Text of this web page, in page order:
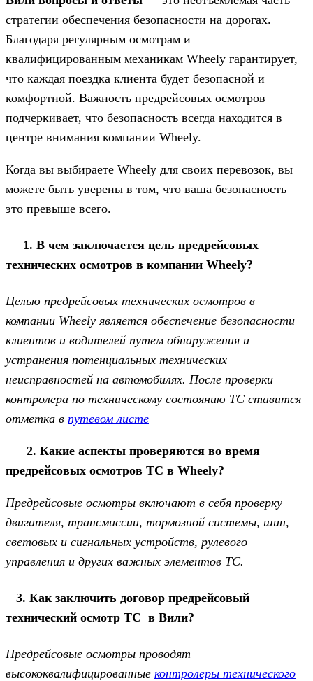
стратегии обеспечения безопасности на дорогах.
Благодаря регулярным осмотрам и
квалифицированным механикам Wheely гарантирует,
что каждая поездка клиента будет безопасной и
комфортной. Важность предрейсовых осмотров
подчеркивает, что безопасность всегда находится в
центре внимания компании Wheely.
Когда вы выбираете Wheely для своих перевозок, вы
можете быть уверены в том, что ваша безопасность —
это превыше всего.
1. В чем заключается цель предрейсовых
технических осмотров в компании Wheely?
Целью предрейсовых технических осмотров в
компании Wheely является обеспечение безопасности
клиентов и водителей путем обнаружения и
устранения потенциальных технических
неисправностей на автомобилях. После проверки
контролера по техническому состоянию ТС ставится
отметка в путевом листе
2. Какие аспекты проверяются во время
предрейсовых осмотров ТС в Wheely?
Предрейсовые осмотры включают в себя проверку
двигателя, трансмиссии, тормозной системы, шин,
световых и сигнальных устройств, рулевого
управления и других важных элементов ТС.
3. Как заключить договор предрейсовый
технический осмотр ТС в Вили?
Предрейсовые осмотры проводят
высококвалифицированные контролеры технического